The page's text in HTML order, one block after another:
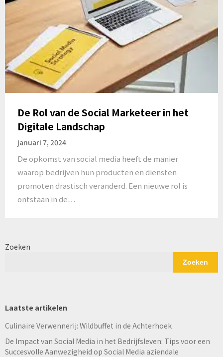
De Rol van de Social Marketeer in het
Digitale Landschap
januari 7, 2024
De opkomst van social media heeft de manier
waarop bedrijven hun producten en diensten
promoten drastisch veranderd. Een nieuwe rol is
ontstaan in de…
Zoeken
Zoeken
Laatste artikelen
Culinaire Verwennerij: Wildbuffet in de Achterhoek
De Impact van Social Media in het Bedrijfsleven: Tips voor een
Succesvolle Aanwezigheid op Social Media aziendale